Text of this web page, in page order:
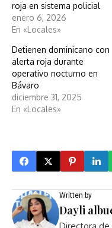
roja en sistema policial
enero 6, 2026
En «Locales»
Detienen dominicano con
alerta roja durante
operativo nocturno en
Bávaro
diciembre 31, 2025
En «Locales»
Written by
Dayli